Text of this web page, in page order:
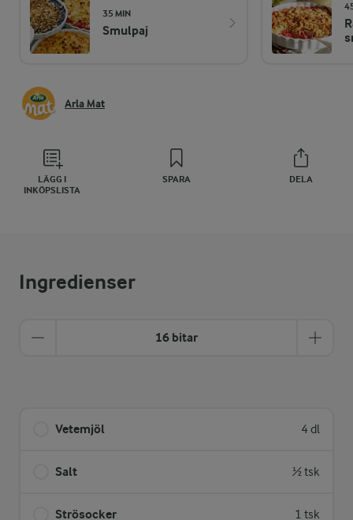
35 MIN
Smulpaj
Arla Mat
LÄGG I
INKÖPSLISTA
SPARA DELA
Ingredienser
16 bitar
Vetemjöl 4 dl
Salt ½ tsk
Strösocker 1 tsk